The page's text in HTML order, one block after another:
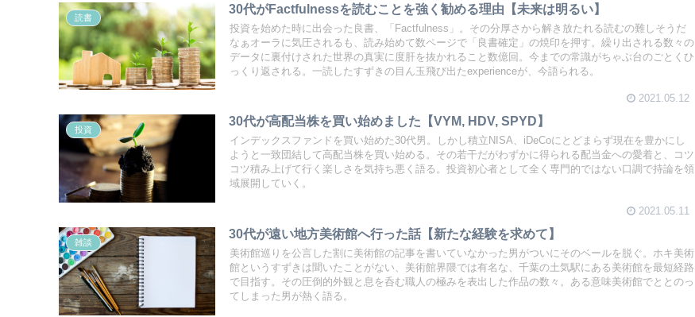
読書
30代がFactfulnessを読むことを強く勧める理由【未来は明るい】
投資を始めた時に出会った良書、「Factfulness」。その分厚さから解き放たれる読むの難しそうだ
なぁオーラに気圧されるも、読み始めて数ページで「良書確定」の焼印を押す。繰り出される数々の
データに裏付けされた世界の真実に度肝を抜かれること数億回。今までの常識がちゃぶ台のごとくひ
っくり返される。一読したすずきの目ん玉飛び出たexperienceが、今語られる。
2021.05.12
投資
30代が高配当株を買い始めました【VYM, HDV, SPYD】
インデックスファンドを買い始めた30代男。しかし積立NISA、iDeCoにとどまらず現在を豊かにし
ようと一致団結して高配当株を買い始める。その若干だがわずかに得られる配当金への愛着と、コツ
コツ積み上げて行く楽しさを気持ち悪く語る。投資初心者として全く専門的ではない口調で持論を領
域展開していく。
2021.05.11
雑談
30代が遠い地方美術館へ行った話【新たな経験を求めて】
美術館巡りを公言した割に美術館の記事を書いていなかった男がついにそのベールを脱ぐ。ホキ美術
館というすずきは聞いたことがない、美術館界隈では有名な、千葉の土気駅にある美術館を最短経路
で目指す。その圧倒的外観と息を呑む職人の極みを表出した作品の数々。ある意味美術館でととのっ
てしまった男が熱く語る。